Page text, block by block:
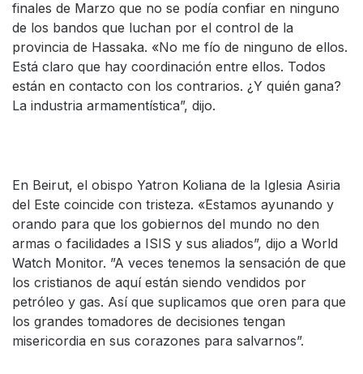
finales de Marzo que no se podía confiar en ninguno
de los bandos que luchan por el control de la
provincia de Hassaka. «No me fío de ninguno de ellos.
Está claro que hay coordinación entre ellos. Todos
están en contacto con los contrarios. ¿Y quién gana?
La industria armamentística”, dijo.
En Beirut, el obispo Yatron Koliana de la Iglesia Asiria
del Este coincide con tristeza. «Estamos ayunando y
orando para que los gobiernos del mundo no den
armas o facilidades a ISIS y sus aliados”, dijo a World
Watch Monitor. ”A veces tenemos la sensación de que
los cristianos de aquí están siendo vendidos por
petróleo y gas. Así que suplicamos que oren para que
los grandes tomadores de decisiones tengan
misericordia en sus corazones para salvarnos”.